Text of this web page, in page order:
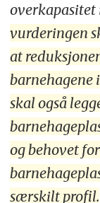
overkapasitet
vurderingen
at
barnehagene
skal også
og behovet
særskilt profil.